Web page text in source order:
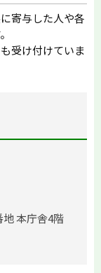
寄与した人や各
受け付けていま
本庁舎4階